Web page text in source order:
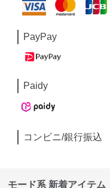
PayPay
Paidy
コンビニ/銀行振込